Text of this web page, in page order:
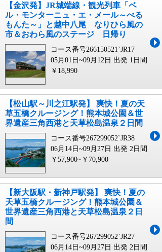
【金沢発】JR城端線・観光列車「ベ
ル・モンターニュ・エ・メール～べる
もんた～」と越中八尾 なりひら風の
市＆おわら風のステージ 日帰り
コース番号266150521`JR17
05月01日~09月12日 出発 1日間
￥18,990
【松山駅～川之江駅発】 爽快！夏の天
草五橋クルージング！熊本城公園＆世
界遺産三角西港と天草松島温泉２日間
コース番号267299052`JR38
06月14日~09月27日 出発 2日間
￥57,900~￥70,900
【新大阪駅・新神戸駅発】 爽快！夏の
天草五橋クルージング！熊本城公園＆
世界遺産三角西港と天草松島温泉２日
間
コース番号267299052`JR27
06月14日~09月27日 出発 2日間